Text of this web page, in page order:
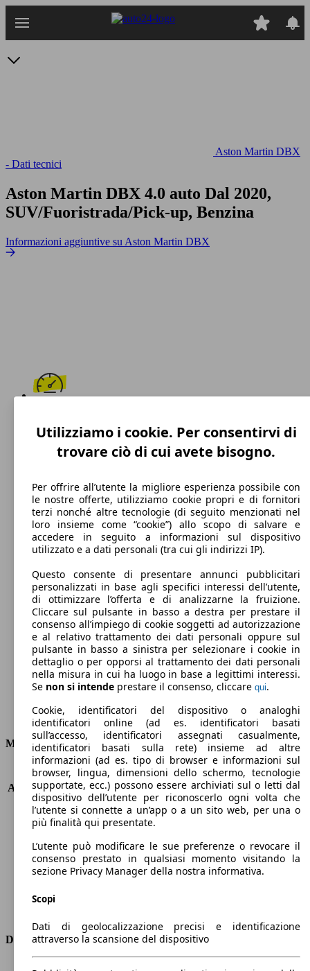
Aston Martin DBX
- Dati tecnici
Aston Martin DBX 4.0 auto Dal 2020,
SUV/Fuoristrada/Pick-up, Benzina
Informazioni aggiuntive su Aston Martin DBX
Benzina
Carburante
269 g/km
Emissioni di CO2 (combinato)*
Ø 11.8 l/100km
Consumi
Motore e Prestazioni
KW (PS)
405 kW (550 PS)
Accelerazione (0-100 km/h) 4.5s
Velocità massima (km/h)
291 km/h
Numero di marce
9
Cilindrata
3982 ccm
Carburante
Benzina
Trasmissione
Dimensioni
Lunghezza
5040 mm
Utilizziamo i cookie. Per consentirvi di
trovare ciò di cui avete bisogno.
Per offrire all’utente la migliore esperienza possibile con
le nostre offerte, utilizziamo cookie propri e di fornitori
terzi nonché altre tecnologie (di seguito menzionati nel
loro insieme come “cookie”) allo scopo di salvare e
accedere in seguito a informazioni sul dispositivo
utilizzato e a dati personali (tra cui gli indirizzi IP).
Questo consente di presentare annunci pubblicitari
personalizzati in base agli specifici interessi dell’utente,
di ottimizzare l’offerta e di analizzarne la fruizione.
Cliccare sul pulsante in basso a destra per prestare il
consenso all’impiego di cookie soggetti ad autorizzazione
e al relativo trattamento dei dati personali oppure sul
pulsante in basso a sinistra per selezionare i cookie in
dettaglio o per opporsi al trattamento dei dati personali
nella misura in cui ha luogo in base a legittimi interessi.
Se non si intende prestare il consenso, cliccare qui.
Cookie, identificatori del dispositivo o analoghi
identificatori online (ad es. identificatori basati
sull’accesso, identificatori assegnati casualmente,
identificatori basati sulla rete) insieme ad altre
informazioni (ad es. tipo di browser e informazioni sul
browser, lingua, dimensioni dello schermo, tecnologie
supportate, ecc.) possono essere archiviati sul o letti dal
dispositivo dell’utente per riconoscerlo ogni volta che
l’utente si connette a un’app o a un sito web, per una o
più finalità qui presentate.
L’utente può modificare le sue preferenze o revocare il
consenso prestato in qualsiasi momento visitando la
sezione Privacy Manager della nostra informativa.
Scopi
Dati di geolocalizzazione precisi e identificazione
attraverso la scansione del dispositivo